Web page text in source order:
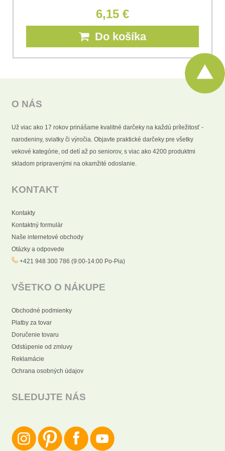
6,15 €
Do košíka
O NÁS
Už viac ako 17 rokov prinášame kvalitné darčeky na každú príležitosť -
narodeniny, sviatky či výročia. Objavte praktické darčeky pre všetky
vekové kategórie, od detí až po seniorov, s viac ako 4200 produktmi
skladom pripravenými na okamžité odoslanie.
KONTAKT
Kontakty
Kontaktný formulár
Naše internetové obchody
Otázky a odpovede
+421 948 300 786 (9:00-14:00 Po-Pia)
VŠETKO O NÁKUPE
Obchodné podmienky
Platby za tovar
Doručenie tovaru
Odstúpenie od zmluvy
Reklamácie
Ochrana osobných údajov
SLEDUJTE NÁS